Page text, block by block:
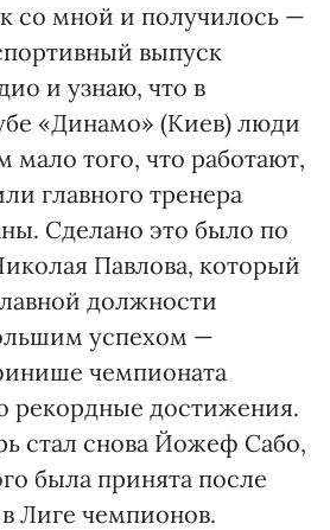
со мной и получилось —
выпуск
и узнаю, что в
«Динамо» (Киев) люди
мало того, что работают,
главного тренера
Сделано это было по
Павлова, который
должности
успехом —
чемпионата
рекордные достижения.
стал снова Йожеф Сабо,
была принята после
Лиге чемпионов.